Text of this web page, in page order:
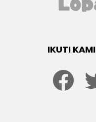
IKUTI KAMI